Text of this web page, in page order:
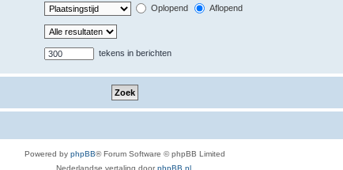
Oplopend Aflopend
tekens in berichten
Powered by phpBB® Forum Software © phpBB Limited
Nederlandse vertaling doorphpBB.nl